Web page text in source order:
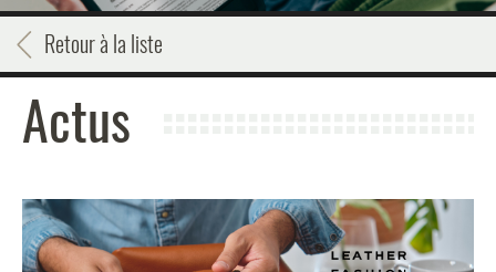
Retour à la liste
Actus